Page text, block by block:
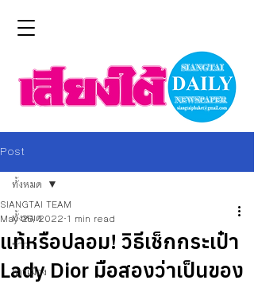
Post
ทั้งหมด
ข่าว
การเมือง
ทั้งหมด
แท้หรือปลอม! วิธีเช็กกระเป๋า
Lady Dior มือสองว่าเป็นของ
SIANGTAI TEAM
May 25, 2022 1 min read